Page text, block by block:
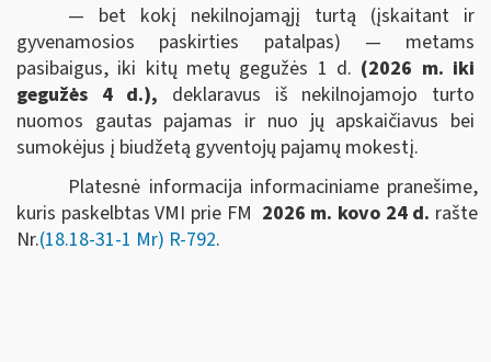
— bet kokį nekilnojamąjį turtą (įskaitant ir
gyvenamosios paskirties patalpas) — metams
pasibaigus, iki kitų metų gegužės 1 d. (2026 m. iki
gegužės 4 d.), deklaravus iš nekilnojamojo turto
nuomos gautas pajamas ir nuo jų apskaičiavus bei
sumokėjus į biudžetą gyventojų pajamų mokestį.
Platesnė informacija informaciniame pranešime,
kuris paskelbtas VMI prie FM 2026 m. kovo 24 d. rašte
Nr.(18.18-31-1 Mr) R-792.